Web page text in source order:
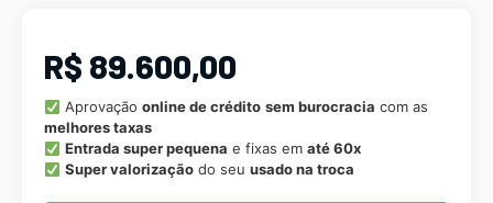
R$ 89.600,00
Aprovação online de crédito sem burocracia com as
melhores taxas
Entrada super pequena e fixas em até 60x
Super valorizaçãodo seu usado na troca